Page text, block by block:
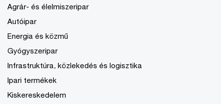
Agrár- és élelmiszeripar
Autóipar
Energia és közmű
Gyógyszeripar
Infrastruktúra, közlekedés és logisztika
Ipari termékek
Kiskereskedelem